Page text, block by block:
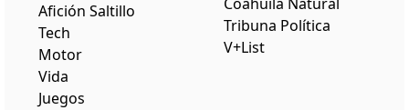
Afición Saltillo
Tech
Motor
Vida
Juegos
Tribuna Política
V+List